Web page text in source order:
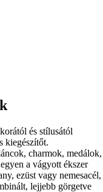
és stílusától
kiegészítőt.
charmok, medálok,
a vágyott ékszer
ezüst vagy nemesacél,
lejjebb görgetve